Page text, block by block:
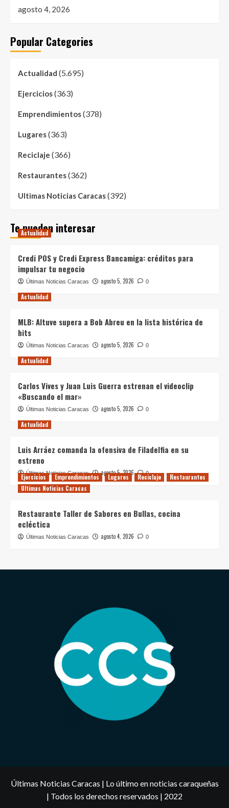
agosto 4, 2026
Popular Categories
Actualidad (5.695)
Ejercicios(363)
Emprendimientos(378)
Lugares(363)
Reciclaje (366)
Restaurantes(362)
Ultimas Noticias Caracas(392)
Te pueden interesar
Actualidad
Credi POS y Credi Express Bancamiga: créditos para
impulsar tu negocio
Últimas Noticias Caracas agosto 5, 2026 0
Actualidad
MLB: Altuve supera a Bob Abreu en la lista histórica de
hits
Últimas Noticias Caracas agosto 5, 2026 0
Actualidad
Carlos Vives y Juan Luis Guerra estrenan el videoclip
«Buscando el mar»
Últimas Noticias Caracas agosto 5, 2026 0
Actualidad
Luis Arráez comanda la ofensiva de Filadelfia en su
estreno
Últimas Noticias Caracas agosto 5, 2026 0
Ejercicios Emprendimientos Lugares Reciclaje
Restaurantes
Ultimas Noticias Caracas
Restaurante Taller de Sabores en Bullas, cocina
ecléctica
Últimas Noticias Caracas agosto 4, 2026 0